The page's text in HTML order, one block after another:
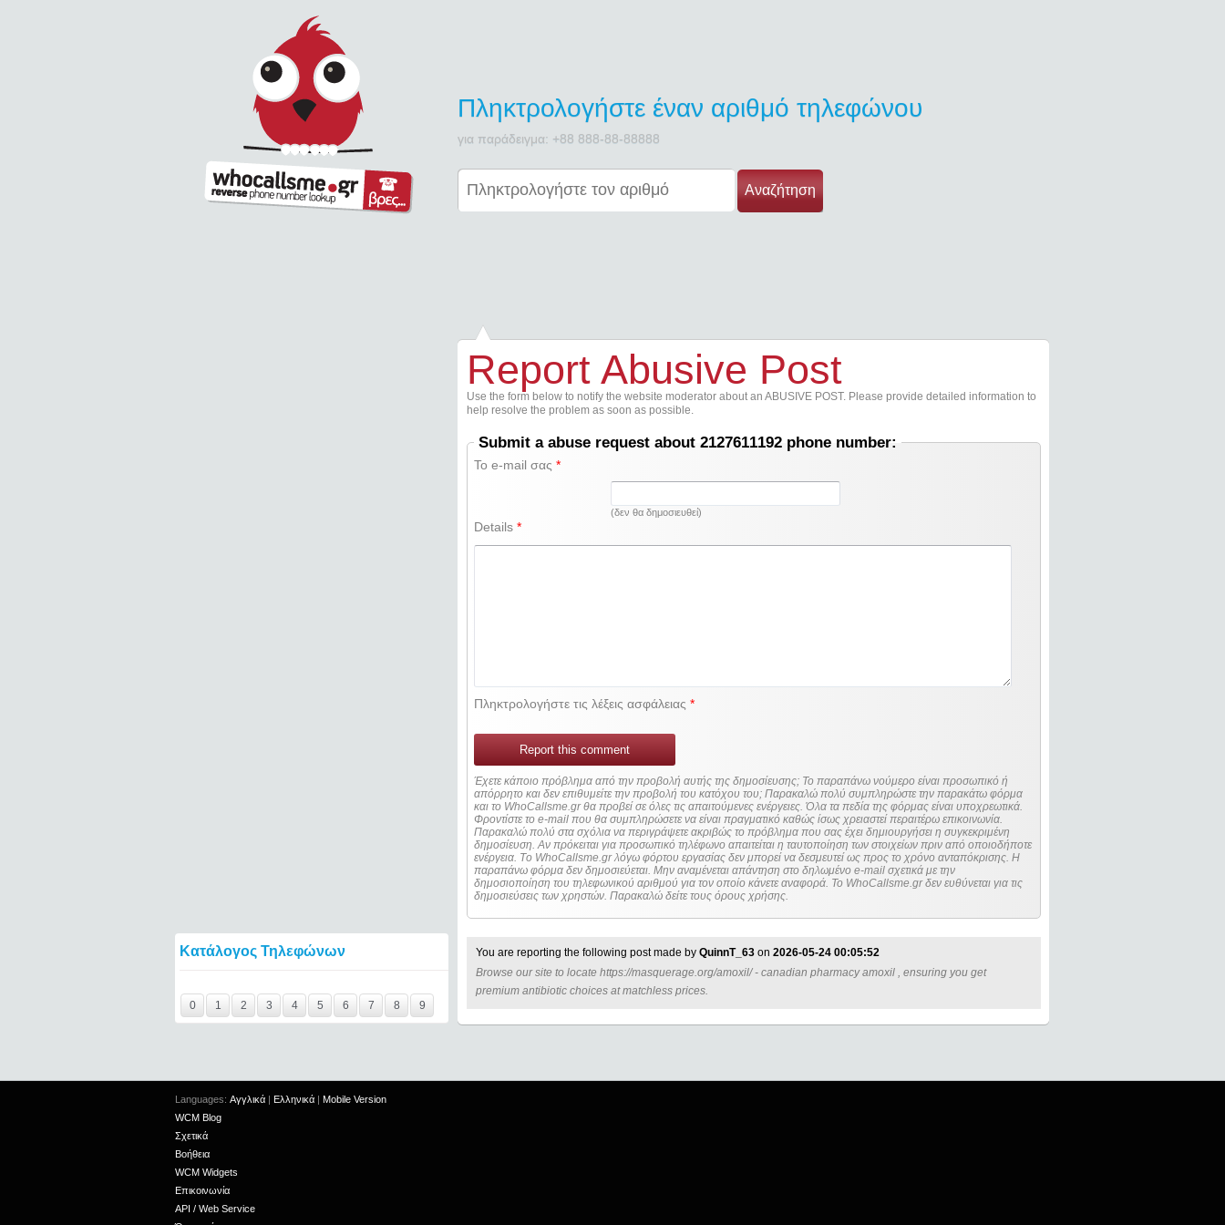
Πληκτρολογήστε έναν αριθμό τηλεφώνου
για παράδειγμα: +88 888-88-88888
Αναζήτηση
Κατάλογος Τηλεφώνων
0
1 2 3 4 5 6 7 8 9
Report Abusive Post
Use the form below to notify the website moderator about an ABUSIVE POST. Please provide detailed information to
help resolve the problem as soon as possible.
Submit a abuse request about 2127611192 phone number:
Το e-mail σας*
(δεν θα δημοσιευθεί)
Details*
Πληκτρολογήστε τις λέξεις ασφάλειας*
Report this comment
Έχετε κάποιο πρόβλημα από την προβολή αυτής της δημοσίευσης; Το παραπάνω νούμερο είναι προσωπικό ή
απόρρητο και δεν επιθυμείτε την προβολή του κατόχου του; Παρακαλώ πολύ συμπληρώστε την παρακάτω φόρμα
και το WhoCallsme.gr θα προβεί σε όλες τις απαιτούμενες ενέργειες. Όλα τα πεδία της φόρμας είναι υποχρεωτικά.
Φροντίστε το e-mail που θα συμπληρώσετε να είναι πραγματικό καθώς ίσως χρειαστεί περαιτέρω επικοινωνία.
Παρακαλώ πολύ στα σχόλια να περιγράψετε ακριβώς το πρόβλημα που σας έχει δημιουργήσει η συγκεκριμένη
δημοσίευση. Αν πρόκειται για προσωπικό τηλέφωνο απαιτείται η ταυτοποίηση των στοιχείων πριν από οποιοδήποτε
ενέργεια. Τo WhoCallsme.gr λόγω φόρτου εργασίας δεν μπορεί να δεσμευτεί ως προς το χρόνο ανταπόκρισης. Η
παραπάνω φόρμα δεν δημοσιεύεται. Μην αναμένεται απάντηση στο δηλωμένο e-mail σχετικά με την
δημοσιοποίηση του τηλεφωνικού αριθμού για τον οποίο κάνετε αναφορά. Το WhoCallsme.gr δεν ευθύνεται για τις
δημοσιεύσεις των χρηστών. Παρακαλώ δείτε τους όρους χρήσης.
You are reporting the following post made by QuinnT_63 on 2026-05-24 00:05:52
Browse our site to locate https://masquerage.org/amoxil/ - canadian pharmacy amoxil , ensuring you get
premium antibiotic choices at matchless prices.
Languages: Αγγλικά | Ελληνικά | Mobile Version
WCM Blog
Σχετικά
Βοήθεια
WCM Widgets
Επικοινωνία
API / Web Service